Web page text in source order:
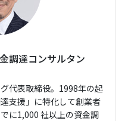
調達コンサルタン
代表取締役。1998年の起
支援」に特化して創業者
に1,000 社以上の資金調